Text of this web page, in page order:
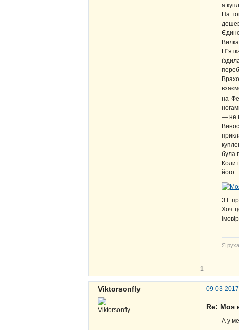
а
На
на
— не
була
Коли
його:
З.І.
Хоч
Я
1
Viktorsonfly 09-03-
Re: Моя
А у